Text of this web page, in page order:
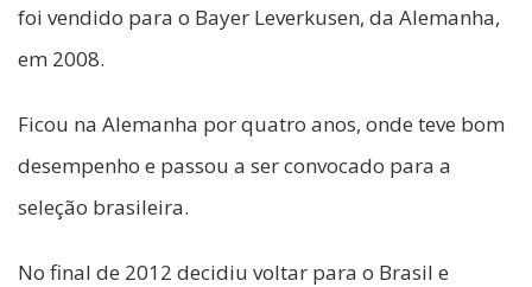
foi vendido para o Bayer Leverkusen, da Alemanha,
em 2008.
Ficou na Alemanha por quatro anos, onde teve bom
desempenho e passou a ser convocado para a
seleção brasileira.
No final de 2012 decidiu voltar para o Brasil e